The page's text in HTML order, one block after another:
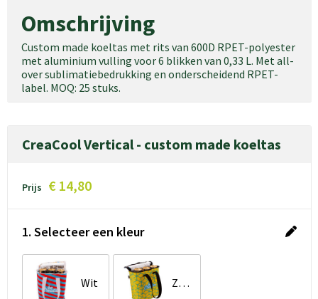
Omschrijving
Custom made koeltas met rits van 600D RPET-polyester
met aluminium vulling voor 6 blikken van 0,33 L. Met all-
over sublimatiebedrukking en onderscheidend RPET-
label. MOQ: 25 stuks.
CreaCool Vertical - custom made koeltas
Prijs € 14,80
1. Selecteer een kleur
Wit Zwart / Wit